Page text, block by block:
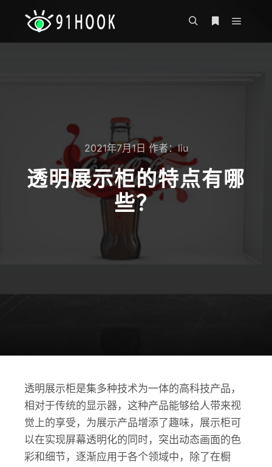
2021年7月1日 作者：liu
透明展示柜的特点有哪
些？
透明展示柜是集多种技术为一体的高科技产品，
相对于传统的显示器，这种产品能够给人带来视
觉上的享受，为展示产品增添了趣味，展示柜可
以在实现屏幕透明化的同时，突出动态画面的色
彩和细节，逐渐应用于各个领域中，除了在橱